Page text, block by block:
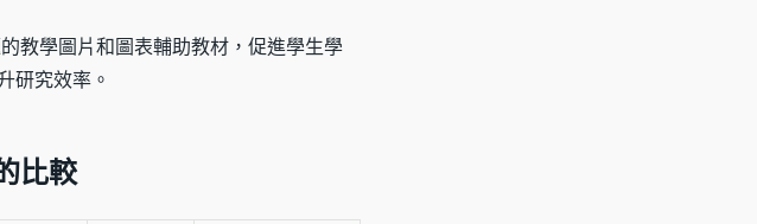
教學圖片和圖表輔助教材，促進學生學
研究效率。
比較